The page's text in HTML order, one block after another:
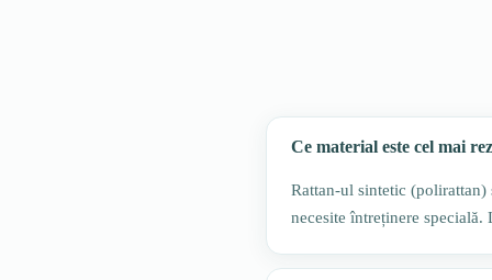
Ce material este cel mai
Rattan-ul sintetic
necesite întreținere specială.